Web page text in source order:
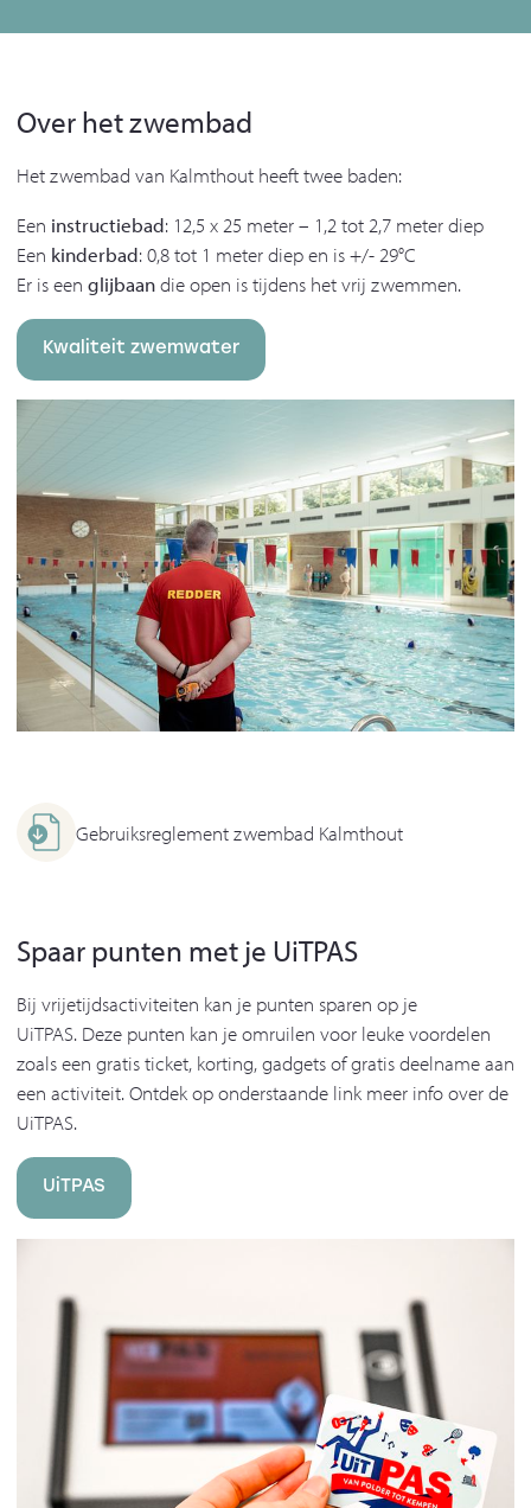
Over het zwembad
Het zwembad van Kalmthout heeft twee baden:
Een instructiebad: 12,5 x 25 meter – 1,2 tot 2,7 meter diep
Een kinderbad: 0,8 tot 1 meter diep en is +/- 29°C
Er is een glijbaandie open is tijdens het vrij zwemmen.
Kwaliteit zwemwater
Gebruiksreglement zwembad Kalmthout
Spaar punten met je UiTPAS
Bij vrijetijdsactiviteiten kan je punten sparen op je
UiTPAS. Deze punten kan je omruilen voor leuke voordelen
zoals een gratis ticket, korting, gadgets of gratis deelname aan
een activiteit. Ontdek op onderstaande link meer info over de
UiTPAS.
UiTPAS